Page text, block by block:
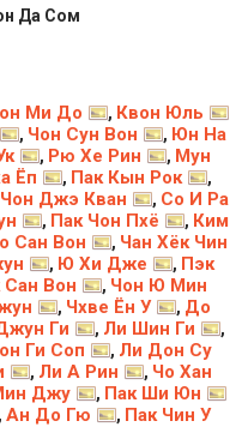
Да Сом
Ми До , Квон Юль
, Чон Сун Вон , Юн На
, Рю Хе Рин , Мун
Ёп , Пак Кын Рок ,
Чон Джэ Кван , Со И Ра
, Пак Чон Пхё , Ким
Сан Вон , Чан Хёк Чин
, Ю Хи Дже , Пэк
Сан Вон , Чон Ю Мин
, Чхве Ён У , До
Ги , Ли Шин Ги ,
Ги Соп , Ли Дон Су
, Ли A Рин , Чо Хан
Джу , Пак Ши Юн
, Ан До Гю , Пак Чин У